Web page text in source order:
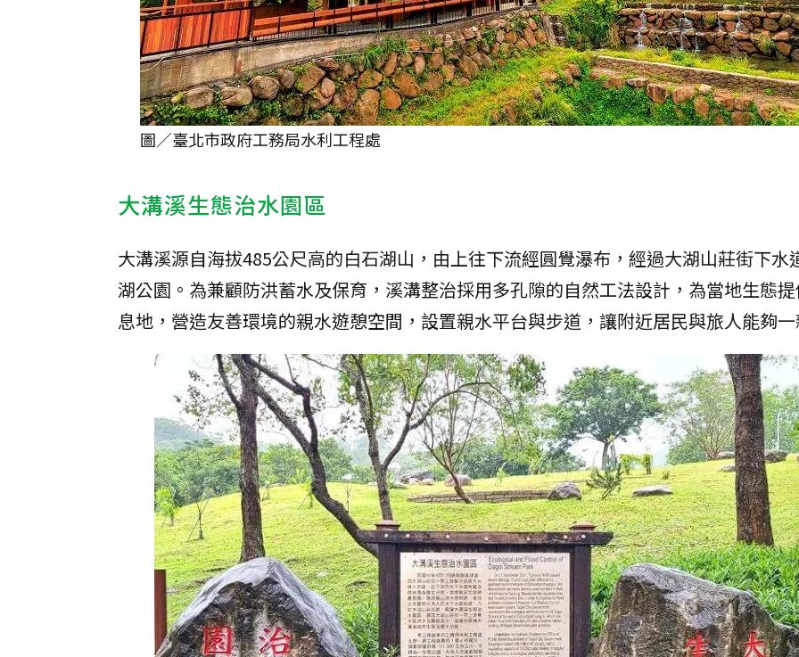
圖／臺北市政府工務局水利工程處
大溝溪生態治水園區
大溝溪源自海拔485公尺高的白石湖山，由上往下流經圓覺瀑布，經過大湖山莊街下水
湖公園。為兼顧防洪蓄水及保育，溪溝整治採用多孔隙的自然工法設計，為當地生態
息地，營造友善環境的親水遊憩空間，設置親水平台與步道，讓附近居民與旅人能夠